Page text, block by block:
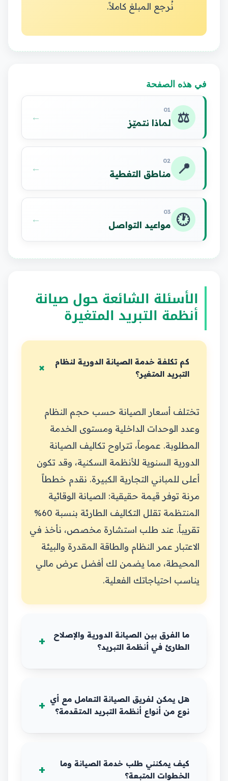
نُرجع المبلغ كاملاً.
في هذه الصفحة
⚖️
01
لماذا نتميّز ←
📍
02
مناطق التغطية ←
🕐
03
مواعيد التواصل ←
الأسئلة الشائعة حول صيانة
أنظمة التبريد المتغيرة
كم تكلفة خدمة الصيانة الدورية لنظام
التبريد المتغير؟
تختلف أسعار الصيانة حسب حجم النظام
وعدد الوحدات الداخلية ومستوى الخدمة
المطلوبة. عموماً، تتراوح تكاليف الصيانة
الدورية السنوية للأنظمة السكنية، وقد تكون
أعلى للمباني التجارية الكبيرة. نقدم خططاً
مرنة توفر قيمة حقيقية: الصيانة الوقائية
المنتظمة تقلل التكاليف الطارئة بنسبة 60%
تقريباً. عند طلب استشارة مخصص، نأخذ في
الاعتبار عمر النظام والطاقة المقدرة والبيئة
المحيطة، مما يضمن لك أفضل عرض مالي
يناسب احتياجاتك الفعلية.
ما الفرق بين الصيانة الدورية والإصلاح
الطارئ في أنظمة التبريد؟
هل يمكن لفريق الصيانة التعامل مع أي
نوع من أنواع أنظمة التبريد المتقدمة؟
كيف يمكنني طلب خدمة الصيانة وما
الخطوات المتبعة؟